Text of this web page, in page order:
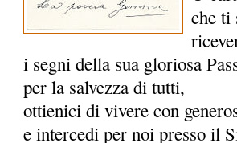
che ti
i segni della sua gloriosa
per la salvezza di tutti,
ottienici di vivere con
e intercedi per noi presso il